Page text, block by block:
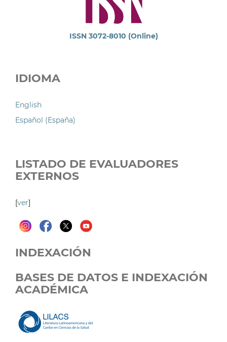
ISSN 3072-8010 (Online)
IDIOMA
English
Español (España)
LISTADO DE EVALUADORES
EXTERNOS
[ver]
INDEXACIÓN
BASES DE DATOS E INDEXACIÓN
ACADÉMICA